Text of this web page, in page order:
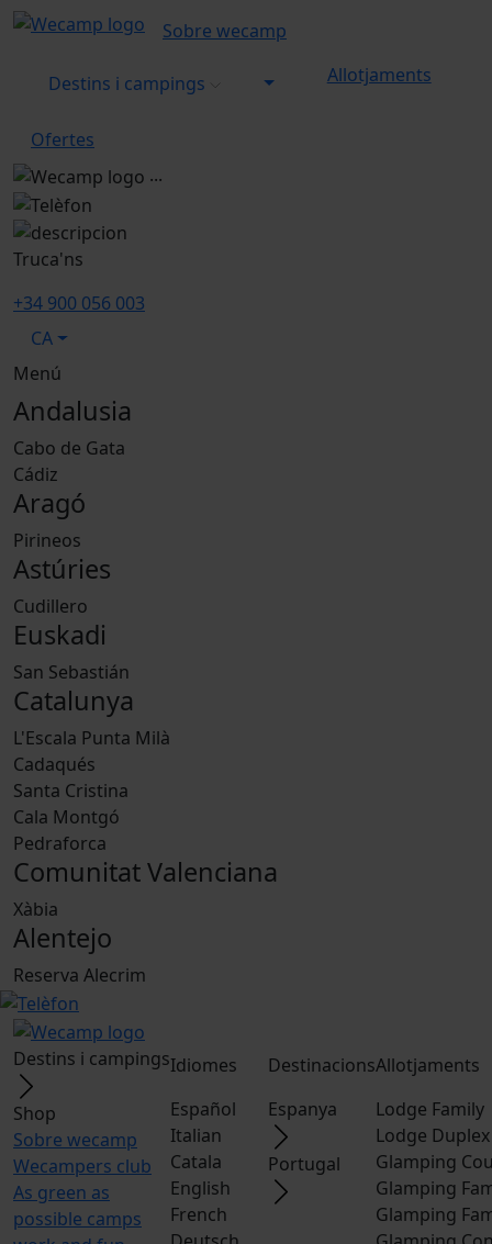
Sobre wecamp
Destins i campings Allotjaments
Ofertes
...
Truca'ns
+34 900 056 003
CA
Menú
Andalusia
Cabo de Gata
Cádiz
Aragó
Pirineos
Astúries
Cudillero
Euskadi
San Sebastián
Catalunya
L'Escala Punta Milà
Cadaqués
Santa Cristina
Cala Montgó
Pedraforca
Comunitat Valenciana
Xàbia
Alentejo
Reserva Alecrim
Destins i campings
Shop
Sobre wecamp
Wecampers club
As green as
possible camps
Idiomes
Español
Italian
Catala
English
French
Destinacions
Espanya
Portugal
Allotjaments
Lodge Family
Lodge Duplex
Glamping
Glamping
Glamping